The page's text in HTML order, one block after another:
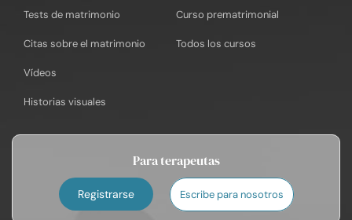
Tests de matrimonio
Citas sobre el matrimonio
Vídeos
Historias visuales
Curso prematrimonial
Todos los cursos
Para terapeutas
Registrarse Escribe para nosotros